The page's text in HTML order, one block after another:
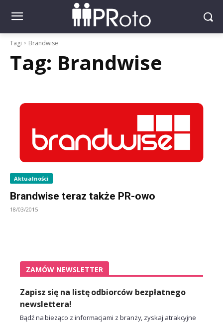
Tagi Brandwise
Tag: Brandwise
Aktualności
Brandwise teraz także PR-owo
18/03/2015
ZAMÓW NEWSLETTER
Zapisz się na listę odbiorców bezpłatnego
newslettera!
Bądź na bieżąco z informacjami z branży, zyskaj atrakcyjne